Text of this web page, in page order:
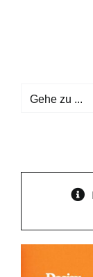
Gehe zu ...